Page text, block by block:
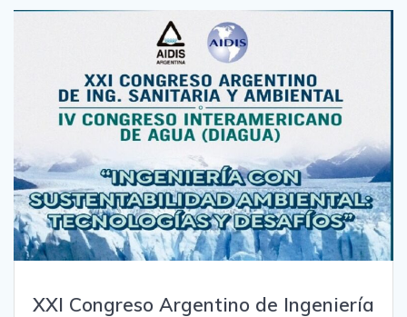
XXI Congreso Argentino de Ingeniería